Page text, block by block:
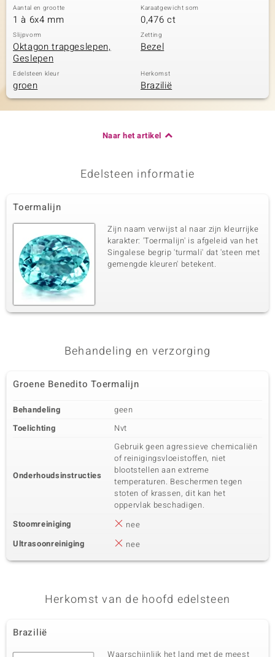
Aantal en grootte
1 à 6x4 mm
Karaatgewicht som
0,476 ct
Slijpvorm
Oktagon trapgeslepen,
Geslepen
Zetting
Bezel
Edelsteen kleur
groen
Herkomst
Brazilië
Naar het artikel
Edelsteen informatie
Toermalijn
Zijn naam verwijst al naar zijn kleurrijke
karakter: 'Toermalijn' is afgeleid van het
Singalese begrip 'turmali' dat 'steen met
gemengde kleuren' betekent.
Behandeling en verzorging
Groene Benedito Toermalijn
Behandeling
geen
Toelichting
Nvt
Onderhoudsinstructies
Gebruik geen agressieve chemicaliën
of reinigingsvloeistoffen, niet
blootstellen aan extreme
temperaturen. Beschermen tegen
stoten of krassen, dit kan het
oppervlak beschadigen.
Stoomreiniging
nee
Ultrasoonreiniging
nee
Herkomst van de hoofd edelsteen
Brazilië
Waarschijnlijk het land met de meest